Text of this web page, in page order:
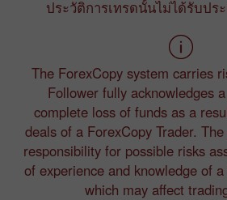
ประวัติการเทรดนั้นไม่ได้รับปร
The ForexCopy system carries
Follower fully acknowledges
complete loss of funds as a
deals of a ForexCopy Trader.
responsibility for possible risks
of experience and knowledge of
which may affect